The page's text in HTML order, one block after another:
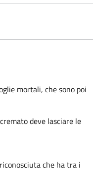
mortali, che sono poi
deve lasciare le
che ha tra i